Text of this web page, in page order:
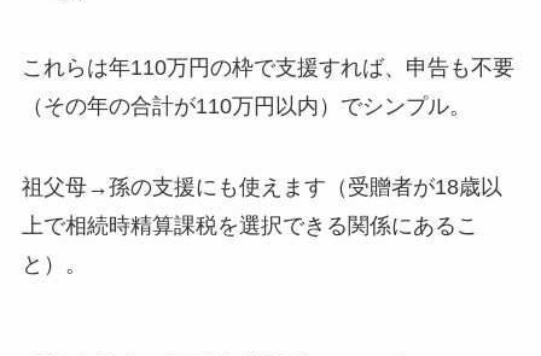
これらは年110万円の枠で支援すれば、申告も不要
（その年の合計が110万円以内）でシンプル。
祖父母→孫の支援にも使えます（受贈者が18歳以
上で相続時精算課税を選択できる関係にあるこ
と）。